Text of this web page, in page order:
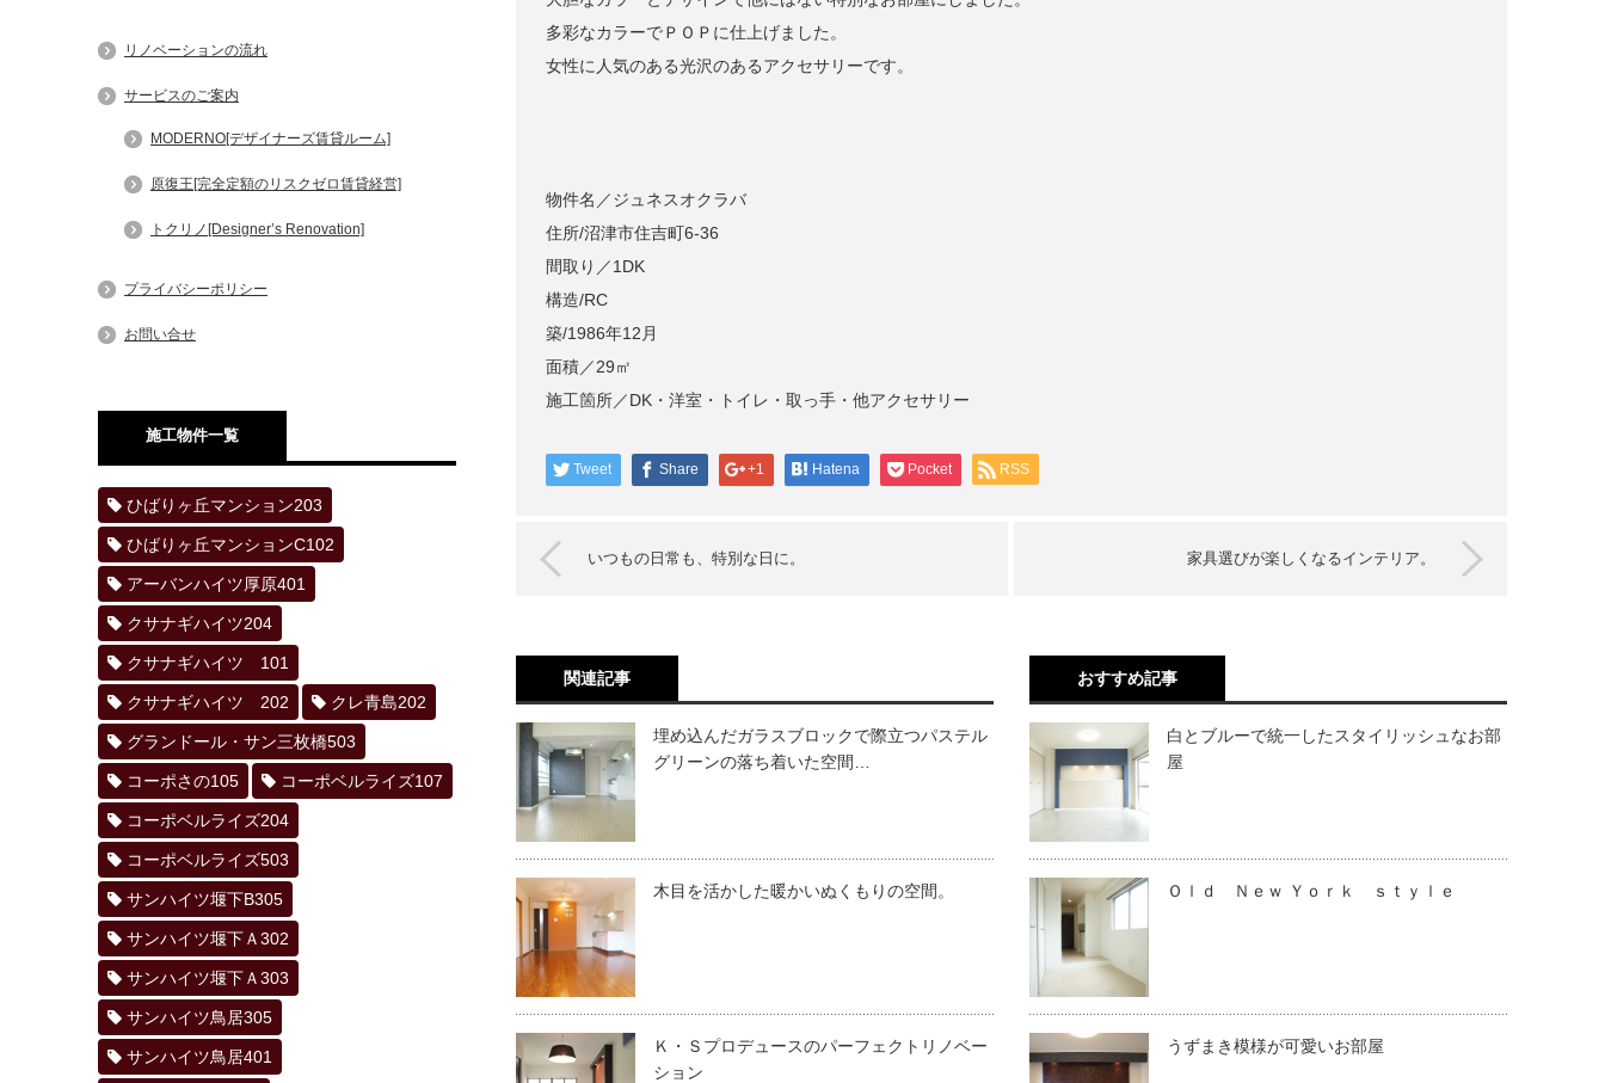
多彩なカラーでＰＯＰに仕上げました。
女性に人気のある光沢のあるアクセサリーです。
物件名／ジュネスオクラバ
住所/沼津市住吉町6-36
間取り／1DK
構造/RC
築/1986年12月
面積／29㎡
施工箇所／DK・洋室・トイレ・取っ手・他アクセサリー
Tweet Share +1 Hatena Pocket RSS
いつもの日常も、特別な日に。 家具選びが楽しくなるインテリア。
関連記事
埋め込んだガラスブロックで際立つパステル
グリーンの落ち着いた空間…
木目を活かした暖かいぬくもりの空間。
Ｋ・Ｓプロデュースのパーフェクトリノベー
ション
おすすめ記事
白とブルーで統一したスタイリッシュなお部
屋
Ｏｌｄ Ｎｅｗ Ｙｏｒｋ ｓｔｙｌｅ
うずまき模様が可愛いお部屋
リノベーションの流れ
サービスのご案内
MODERNO[デザイナーズ賃貸ルーム]
原復王[完全定額のリスクゼロ賃貸経営]
トクリノ[Designer’s Renovation]
プライバシーポリシー
お問い合せ
施工物件一覧
ひばりヶ丘マンション203
ひばりヶ丘マンションC102
アーバンハイツ厚原401
クサナギハイツ204
クサナギハイツ 101
クサナギハイツ 202 クレ青島202
グランドール・サン三枚橋503
コーポさの105 コーポベルライズ107
コーポベルライズ204
コーポベルライズ503
サンハイツ堰下B305
サンハイツ堰下Ａ302
サンハイツ堰下Ａ303
サンハイツ鳥居305
サンハイツ鳥居401